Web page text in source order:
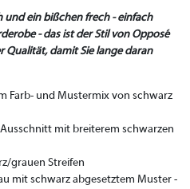
und ein bißchen frech - einfach
- das ist der Stil von Opposé
Qualität, damit Sie lange daran
Farb- und Mustermix von schwarz
mit breiterem schwarzen
grauen Streifen
mit schwarz abgesetztem Muster -